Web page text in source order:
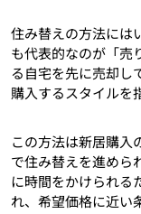
住み替えの方法には
も代表的なのが「売
る自宅を先に売却し
購入するスタイルを
この方法は新居購入
で住み替えを進めら
に時間をかけられる
れ、希望価格に近い